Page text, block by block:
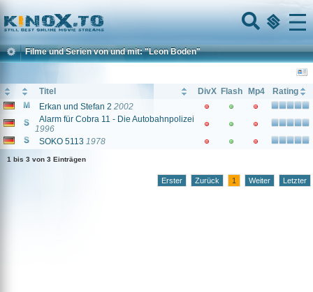
Home
Menu
Filme und Serien von und mit: "Leon Boden"
Titel DivX Flash Mp4
Rating
Erkan und Stefan 2 2002
Alarm für Cobra 11 - Die Autobahnpolizei
1996
SOKO 5113 1978
1 bis 3 von 3 Einträgen
Erster Zurück 1 Weiter Letzter